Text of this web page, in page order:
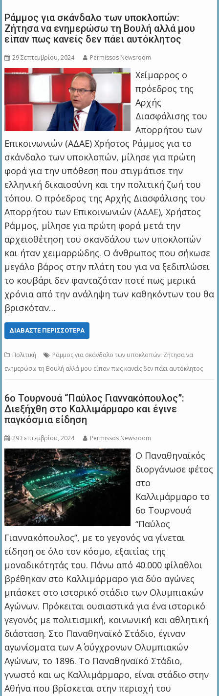
Ράμμος για σκάνδαλο των υποκλοπών:
Ζήτησα να ενημερώσω τη Βουλή αλλά μου
είπαν πως κανείς δεν πάει αυτόκλητος
29 Σεπτεμβρίου, 2024 Permissos Newsroom
Χείμαρρος ο
πρόεδρος της
Αρχής
Διασφάλισης του
Απορρήτου των
Επικοινωνιών (ΑΔΑΕ) Χρήστος Ράμμος για το
σκάνδαλο των υποκλοπών, μίλησε για πρώτη
φορά για την υπόθεση που στιγμάτισε την
ελληνική δικαιοσύνη και την πολιτική ζωή του
τόπου. Ο πρόεδρος της Αρχής Διασφάλισης του
Απορρήτου των Επικοινωνιών (ΑΔΑΕ), Χρήστος
Ράμμος, μίλησε για πρώτη φορά μετά την
αρχειοθέτηση του σκανδάλου των υποκλοπών
και ήταν χειμαρρώδης. Ο άνθρωπος που σήκωσε
μεγάλο βάρος στην πλάτη του για να ξεδιπλώσει
το κουβάρι δεν φανταζόταν ποτέ πως μερικά
χρόνια από την ανάληψη των καθηκόντων του θα
βρισκόταν…
ΔΙΑΒΆΣΤΕ ΠΕΡΙΣΣΌΤΕΡΑ
Πολιτική
Ράμμος για σκάνδαλο των υποκλοπών: Ζήτησα να
ενημερώσω τη Βουλή αλλά μου είπαν πως κανείς δεν πάει αυτόκλητος
6ο Τουρνουά “Παύλος Γιαννακόπουλος”:
Διεξήχθη στο Καλλιμάρμαρο και έγινε
παγκόσμια είδηση
29 Σεπτεμβρίου, 2024 Permissos Newsroom
Ο Παναθηναϊκός
διοργάνωσε φέτος
στο
Καλλιμάρμαρο το
6ο Τουρνουά
‘‘Παύλος
Γιαννακόπουλος’’, με το γεγονός να γίνεται
είδηση σε όλο τον κόσμο, εξαιτίας της
μοναδικότητάς του. Πάνω από 40.000 φίλαθλοι
βρέθηκαν στο Καλλιμάρμαρο για δύο αγώνες
μπάσκετ στο ιστορικό στάδιο των Ολυμπιακών
Αγώνων. Πρόκειται ουσιαστικά για ένα ιστορικό
γεγονός με πολιτισμική, κοινωνική και αθλητική
διάσταση. Στο Παναθηναϊκό Στάδιο, έγιναν
αγωνίσματα των Α΄ σύγχρονων Ολυμπιακών
Αγώνων, το 1896. Το Παναθηναϊκό Στάδιο,
γνωστό και ως Καλλιμάρμαρο, είναι στάδιο στην
Αθήνα που βρίσκεται στην περιοχή του